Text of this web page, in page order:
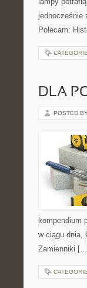
jednocześnie
Polecam:
DLA
POSTED
kompendium
w ciągu dnia,
Zamienniki